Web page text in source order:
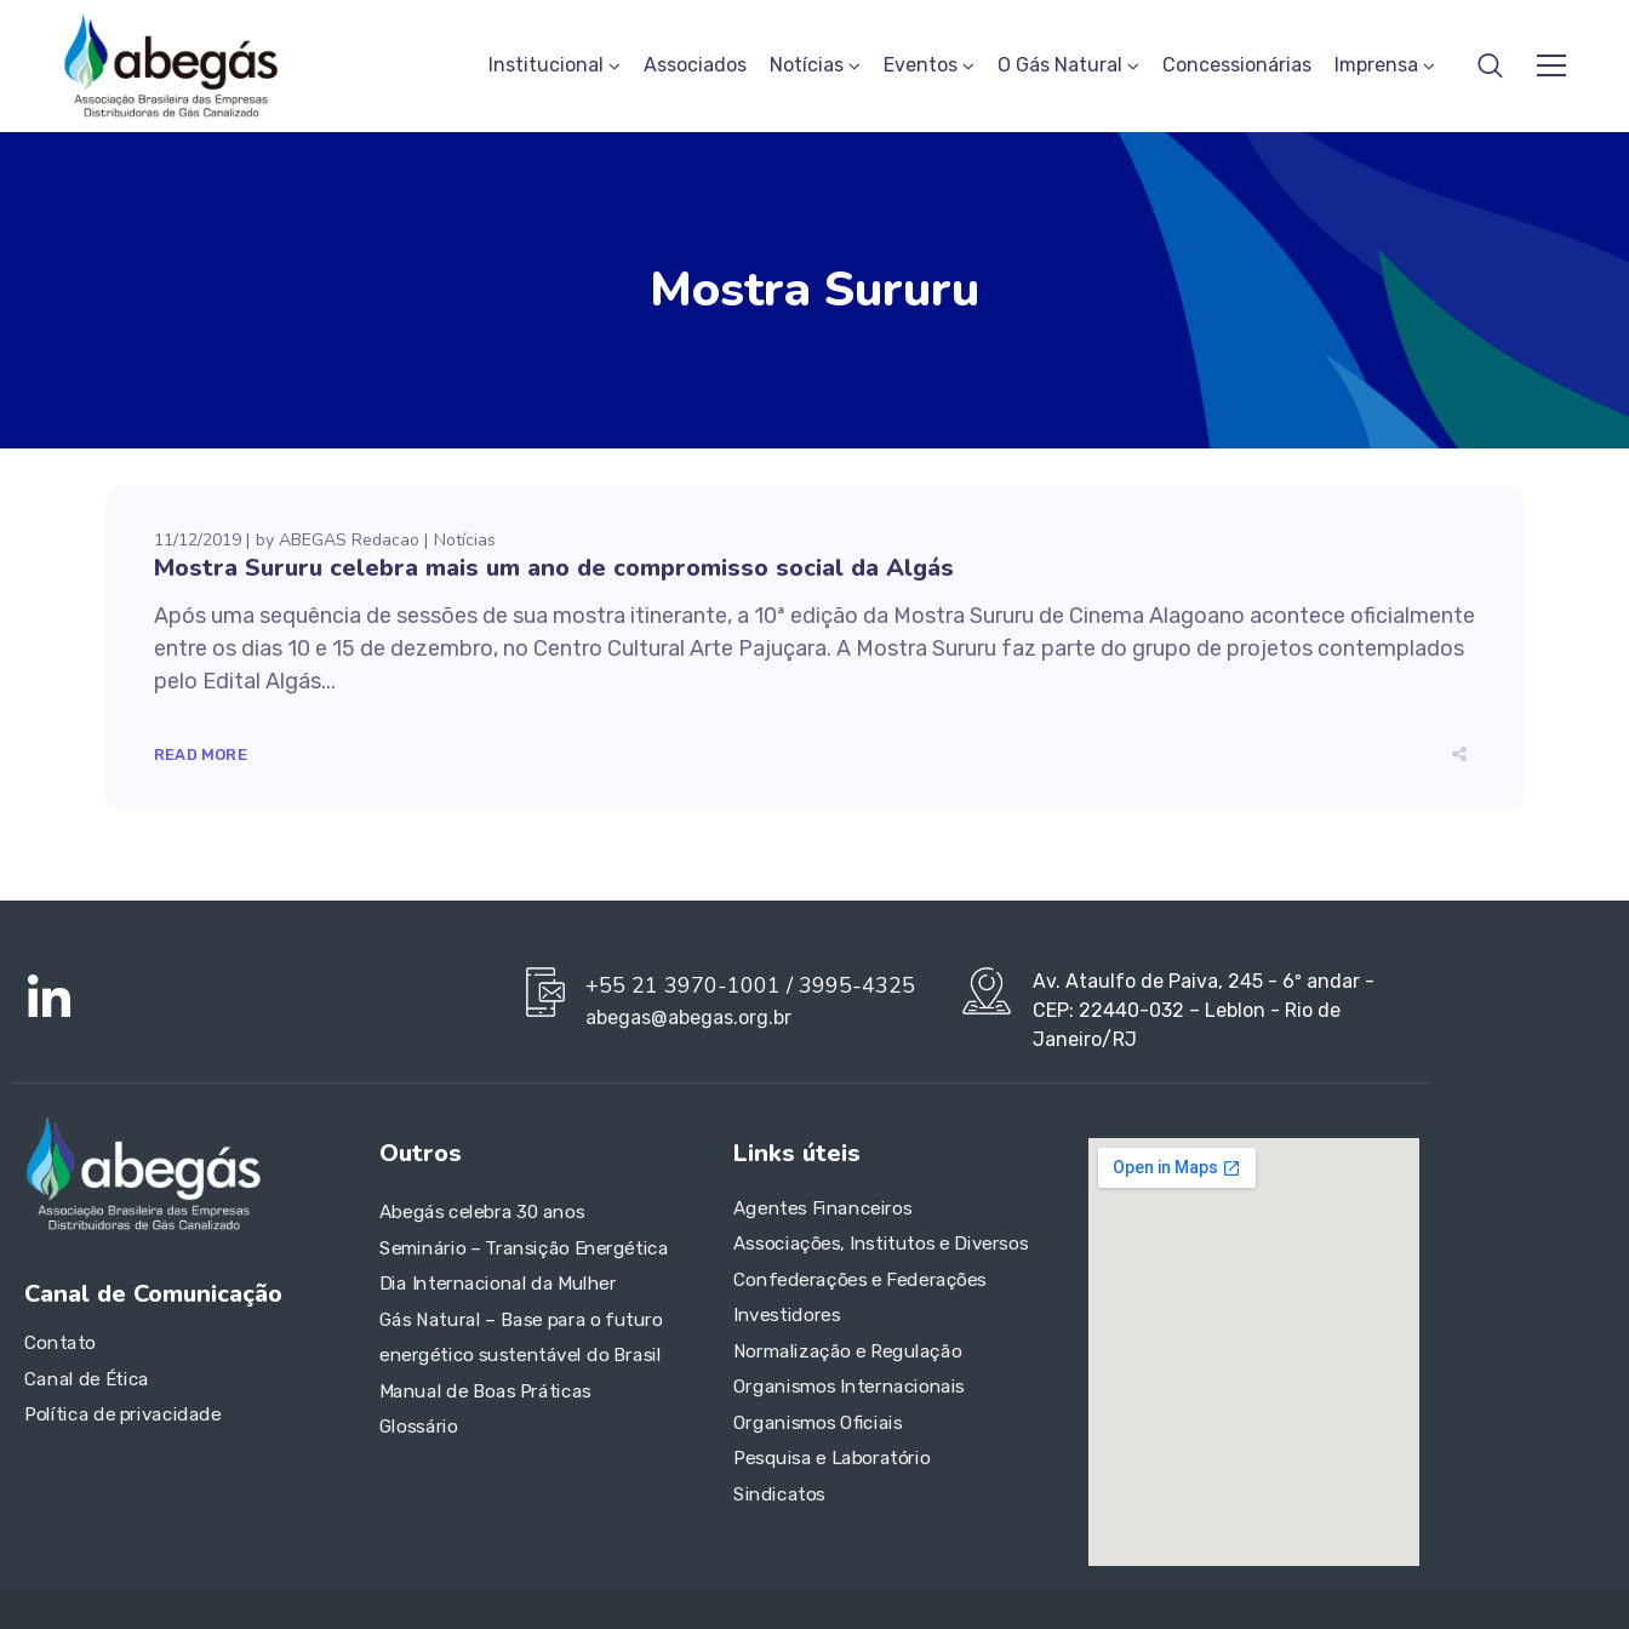
Institucional Associados Notícias Eventos O Gás Natural Concessionárias Imprensa
Mostra Sururu
11/12/2019 by ABEGAS Redacao Notícias
Mostra Sururu celebra mais um ano de compromisso social da Algás
Após uma sequência de sessões de sua mostra itinerante, a 10ª edição da Mostra Sururu de Cinema Alagoano acontece oficialmente
entre os dias 10 e 15 de dezembro, no Centro Cultural Arte Pajuçara. A Mostra Sururu faz parte do grupo de projetos contemplados
pelo Edital Algás...
READ MORE
+55 21 3970-1001 / 3995-4325
abegas@abegas.org.br
Av. Ataulfo de Paiva, 245 - 6º andar -
CEP: 22440-032 – Leblon - Rio de
Janeiro/RJ
Canal de Comunicação
Contato
Canal de Ética
Política de privacidade
Outros
Abegás celebra 30 anos
Seminário – Transição Energética
Dia Internacional da Mulher
Gás Natural – Base para o futuro
energético sustentável do Brasil
Manual de Boas Práticas
Glossário
Links úteis
Agentes Financeiros
Associações, Institutos e Diversos
Confederações e Federações
Investidores
Normalização e Regulação
Organismos Internacionais
Organismos Oficiais
Pesquisa e Laboratório
Sindicatos